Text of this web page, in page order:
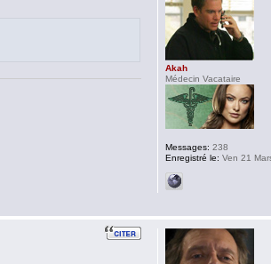
Akah
Médecin Vacataire
Messages: 238
Enregistré le: Ven 21